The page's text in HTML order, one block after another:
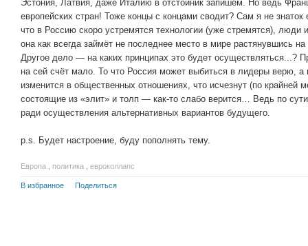
Эстония, Латвия, даже Италию в отстойник запишем. Но ведь
европейских стран! Тоже концы с концами сводит? Сам я не
что в Россию скоро устремятся технологии (уже стремятся), люди
она как всегда займёт не последнее место в мире растянувшись
Другое дело — на каких принципах это будет осуществляться...?
на сей счёт мало. То что Россия может выбиться в лидеры верю, а
изменится в общественных отношениях, что исчезнут (по
состоящие из «элит» и толп — как-то слабо верится… Ведь по
ради осуществления альтернативных вариантов будущего.
p.s. Будет настроение, буду пополнять тему.
Европа политика евроколлапс
В избранное Поделиться